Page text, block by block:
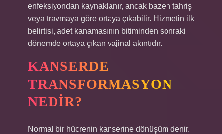
enfeksiyondan kaynaklanır, ancak bazen tahriş
veya travmaya göre ortaya çıkabilir. Hizmetin ilk
belirtisi, adet kanamasının bitiminden sonraki
dönemde ortaya çıkan vajinal akıntıdır.
KANSERDE
TRANSFORMASYON
NEDIR?
Normal bir hücrenin kanserine dönüşüm denir.